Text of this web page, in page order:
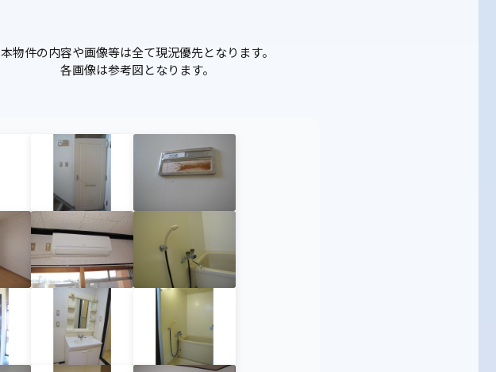
本物件の内容や画像等は全て現況優先となります。
各画像は参考図となります。